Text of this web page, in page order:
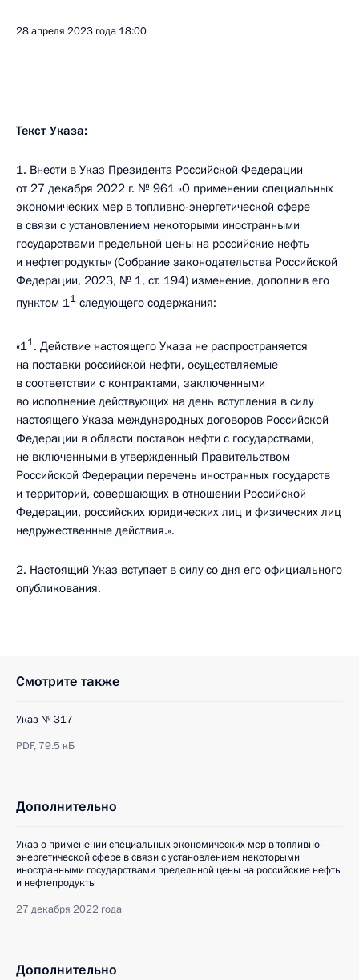
28 апреля 2023 года 18:00
Текст Указа:
1. Внести в Указ Президента Российской Федерации
от 27 декабря 2022 г. № 961 «О применении специальных
экономических мер в топливно-энергетической сфере
в связи с установлением некоторыми иностранными
государствами предельной цены на российские нефть
и нефтепродукты» (Собрание законодательства Российской
Федерации, 2023, № 1, ст. 194) изменение, дополнив его
пунктом 11 следующего содержания:
«11. Действие настоящего Указа не распространяется
на поставки российской нефти, осуществляемые
в соответствии с контрактами, заключенными
во исполнение действующих на день вступления в силу
настоящего Указа международных договоров Российской
Федерации в области поставок нефти с государствами,
не включенными в утвержденный Правительством
Российской Федерации перечень иностранных государств
и территорий, совершающих в отношении Российской
Федерации, российских юридических лиц и физических лиц
недружественные действия.».
2. Настоящий Указ вступает в силу со дня его официального
опубликования.
Смотрите также
Указ № 317
PDF, 79.5 кБ
Дополнительно
Указ о применении специальных экономических мер в топливно-
энергетической сфере в связи с установлением некоторыми
иностранными государствами предельной цены на российские нефть
и нефтепродукты
27 декабря 2022 года
Дополнительно